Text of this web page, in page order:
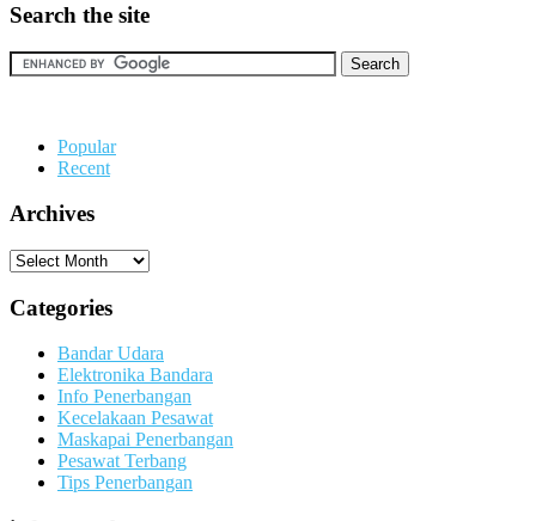
Search the site
Popular
Recent
Archives
Archives
Categories
Bandar Udara
Elektronika Bandara
Info Penerbangan
Kecelakaan Pesawat
Maskapai Penerbangan
Pesawat Terbang
Tips Penerbangan